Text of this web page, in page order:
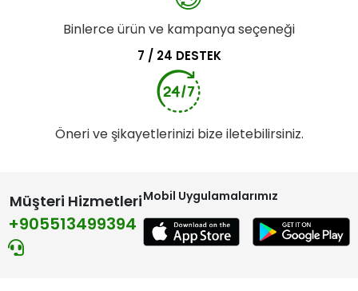
Binlerce ürün ve kampanya seçeneği
7 / 24 DESTEK
Öneri ve şikayetlerinizi bize iletebilirsiniz.
Müşteri Hizmetleri
+905513499394
Mobil Uygulamalarımız